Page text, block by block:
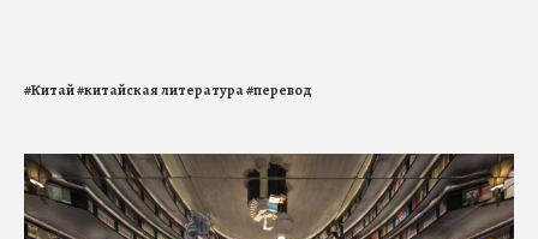
#Китай#китайская литература#перевод